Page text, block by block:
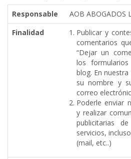
Responsable
AOB ABOGADOS
Finalidad
Publicar y
comentarios
“Dejar un
los
blog. En
su nombre y
correo
Poderle enviar
y realizar
publicitarias
servicios,
(mail, etc..)